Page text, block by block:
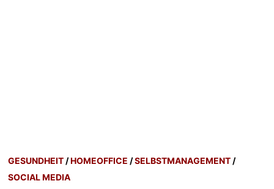
GESUNDHEIT /HOMEOFFICE /SELBSTMANAGEMENT /
SOCIAL MEDIA